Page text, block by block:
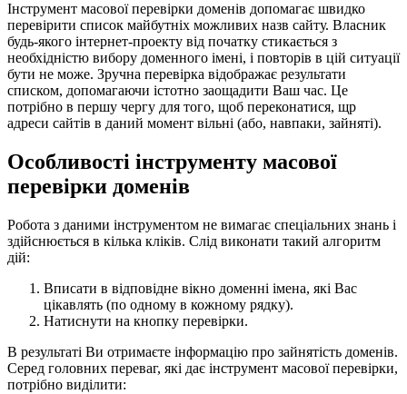
Інструмент масової перевірки доменів допомагає швидко
перевірити список майбутніх можливих назв сайту. Власник
будь-якого інтернет-проекту від початку стикається з
необхідністю вибору доменного імені, і повторів в цій ситуації
бути не може. Зручна перевірка відображає результати
списком, допомагаючи істотно заощадити Ваш час. Це
потрібно в першу чергу для того, щоб переконатися, щр
адреси сайтів в даний момент вільні (або, навпаки, зайняті).
Особливості інструменту масової
перевірки доменів
Робота з даними інструментом не вимагає спеціальних знань і
здійснюється в кілька кліків. Слід виконати такий алгоритм
дій:
Вписати в відповідне вікно доменні імена, які Вас
цікавлять (по одному в кожному рядку).
Натиснути на кнопку перевірки.
В результаті Ви отримаєте інформацію про зайнятість доменів.
Серед головних переваг, які дає інструмент масової перевірки,
потрібно виділити: